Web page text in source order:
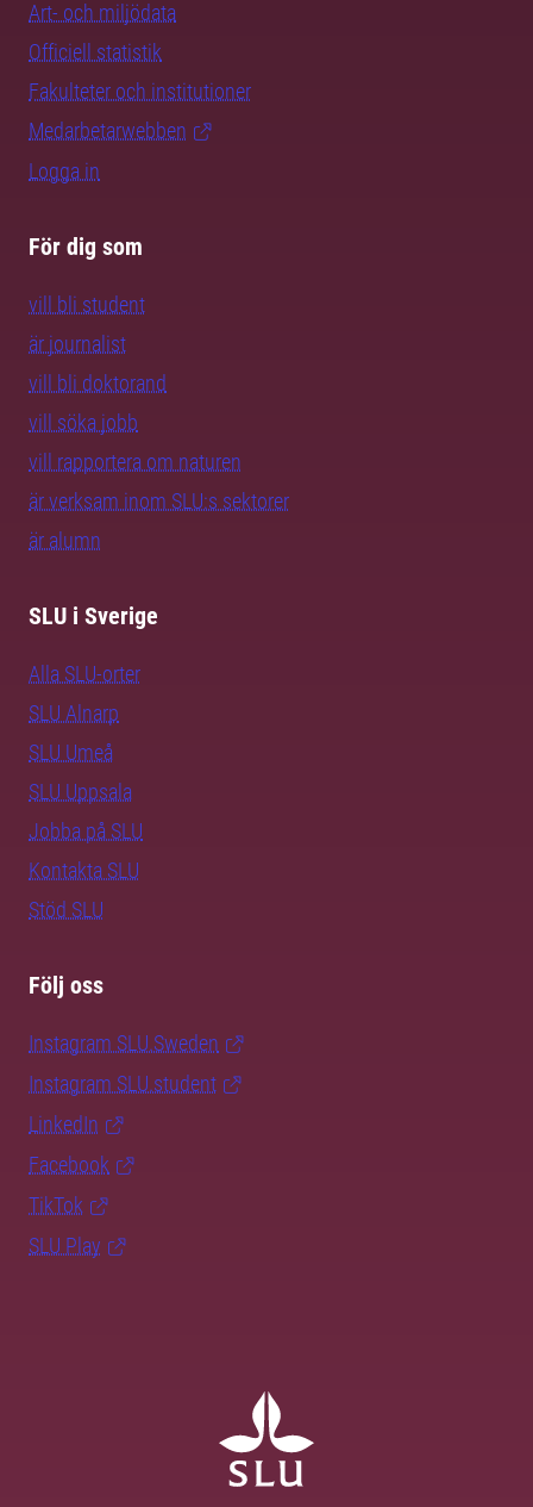
Art- och miljödata
Officiell statistik
Fakulteter och institutioner
Medarbetarwebben
Logga in
För dig som
vill bli student
är journalist
vill bli doktorand
vill söka jobb
vill rapportera om naturen
är verksam inom SLU:s sektorer
är alumn
SLU i Sverige
Alla SLU-orter
SLU Alnarp
SLU Umeå
SLU Uppsala
Jobba på SLU
Kontakta SLU
Stöd SLU
Följ oss
Instagram SLU.Sweden
Instagram SLU.student
LinkedIn
Facebook
TikTok
SLU Play